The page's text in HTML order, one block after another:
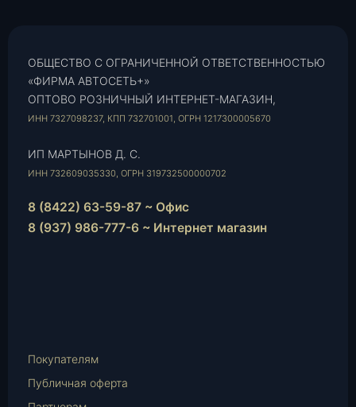
ОБЩЕСТВО С ОГРАНИЧЕННОЙ ОТВЕТСТВЕННОСТЬЮ
«ФИРМА АВТОСЕТЬ+»
ОПТОВО РОЗНИЧНЫЙ ИНТЕРНЕТ-МАГАЗИН,
ИНН 7327098237, КПП 732701001, ОГРН 1217300005670
ИП МАРТЫНОВ Д. С.
ИНН 732609035330, ОГРН 319732500000702
8 (8422) 63-59-87 ~ Офис
8 (937) 986-777-6 ~ Интернет магазин
Mail
Покупателям
Публичная оферта